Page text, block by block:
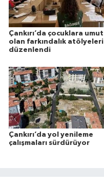
Çankırı’da çocuklara umut
olan farkındalık atölyeleri
düzenlendi
Çankırı’da yol yenileme
çalışmaları sürdürüyor